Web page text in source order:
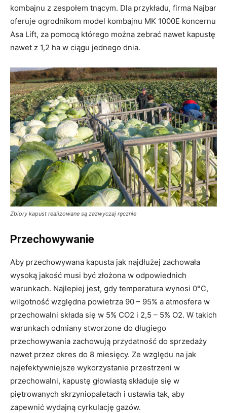
kombajnu z zespołem tnącym. Dla przykładu, firma Najbar
oferuje ogrodnikom model kombajnu MK 1000E koncernu
Asa Lift, za pomocą którego można zebrać nawet kapustę
nawet z 1,2 ha w ciągu jednego dnia.
Zbiory kapust realizowane są zazwyczaj ręcznie
Przechowywanie
Aby przechowywana kapusta jak najdłużej zachowała
wysoką jakość musi być złożona w odpowiednich
warunkach. Najlepiej jest, gdy temperatura wynosi 0°C,
wilgotność względna powietrza 90 – 95% a atmosfera w
przechowalni składa się w 5% CO2 i 2,5 – 5% O2. W takich
warunkach odmiany stworzone do długiego
przechowywania zachowują przydatność do sprzedaży
nawet przez okres do 8 miesięcy. Ze względu na jak
najefektywniejsze wykorzystanie przestrzeni w
przechowalni, kapustę głowiastą składuje się w
piętrowanych skrzyniopaletach i ustawia tak, aby
zapewnić wydajną cyrkulację gazów.